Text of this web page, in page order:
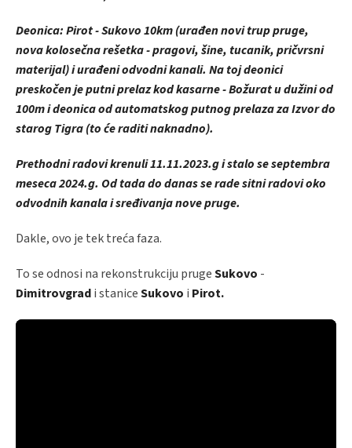
Deonica: Pirot - Sukovo 10km (urađen novi trup pruge,
nova kolosečna rešetka - pragovi, šine, tucanik, pričvrsni
materijal) i urađeni odvodni kanali. Na toj deonici
preskočen je putni prelaz kod kasarne - Božurat u dužini od
100m i deonica od automatskog putnog prelaza za Izvor do
starog Tigra (to će raditi naknadno).
Prethodni radovi krenuli 11.11.2023.g i stalo se septembra
meseca 2024.g. Od tada do danas se rade sitni radovi oko
odvodnih kanala i sređivanja nove pruge.
Dakle, ovo je tek treća faza.
To se odnosi na rekonstrukciju prugeSukovo -
Dimitrovgradi staniceSukovo i Pirot.